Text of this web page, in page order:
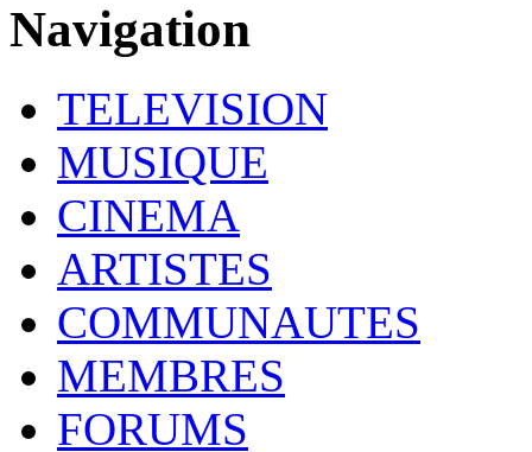
Navigation
TELEVISION
MUSIQUE
CINEMA
ARTISTES
COMMUNAUTES
MEMBRES
FORUMS